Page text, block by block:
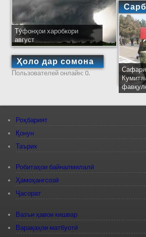
Тӯфонҳои харобкори
август
Ҳоло дар сомона
Пользователей онлайн: 0.
Сафари
Роҳбарият
Қонун
Таърих
Робитаҳои байналмилалӣ
Ҳамоҳангсозӣ
Ҷасорат
Вазъи ҳавои кишвар
Варақаҳои матбуотӣ